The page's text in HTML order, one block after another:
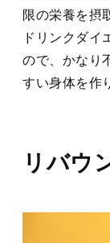
限の栄養を摂
ドリンクダイ
ので、かなり
すい身体を作
リバウ